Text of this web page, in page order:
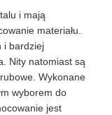
i mają
materiału.
i bardziej
Nity natomiast są
Wykonane
wyborem do
jest